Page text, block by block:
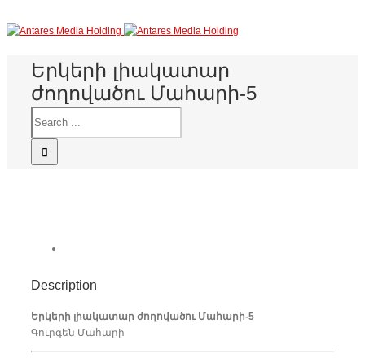
Երկերի լիակատար
ժողովածու Մահարի-5
Description
Երկերի լիակատար ժողովածու Մահարի-5
Գուրգեն Մահարի